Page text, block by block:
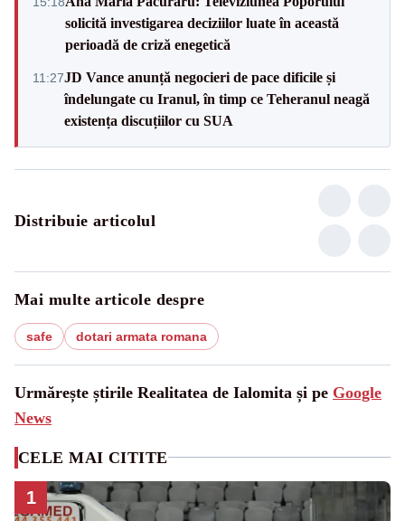
solicită investigarea deciziilor luate în această
perioadă de criză enegetică
11:27JD Vance anunță negocieri de pace dificile și
îndelungate cu Iranul, în timp ce Teheranul neagă
existența discuțiilor cu SUA
Distribuie articolul
Mai multe articole despre
safe dotari armata romana
Urmărește știrile Realitatea de Ialomita și pe Google
News
CELE MAI CITITE
1